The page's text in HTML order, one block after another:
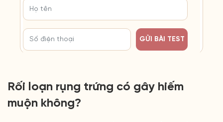
GỬI BÀI TEST
Rối loạn rụng trứng có gây hiếm
muộn không?